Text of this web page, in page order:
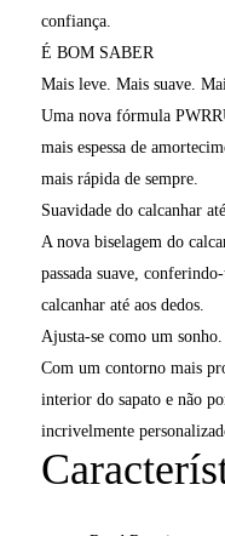
confiança.
É BOM SABER
Mais leve. Mais suave.
Uma nova fórmula
mais espessa de
mais rápida de sempre.
Suavidade do calcanhar
A nova biselagem do
passada suave,
calcanhar até aos dedos.
Ajusta-se como um sonho.
Com um contorno mais
interior do sapato e não
incrivelmente